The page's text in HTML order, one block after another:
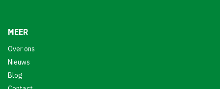
MEER
Over ons
Nieuws
Blog